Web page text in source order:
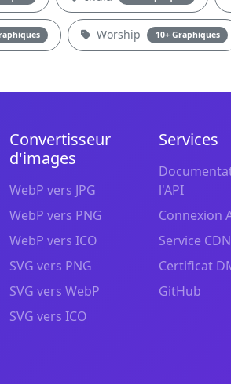
Worship 10+ Graphiques
Convertisseur
d'images
WebP vers JPG
WebP vers PNG
WebP vers ICO
SVG vers PNG
SVG vers WebP
SVG vers ICO
Services
l'API
Connexion
Service CDN
Certificat
GitHub